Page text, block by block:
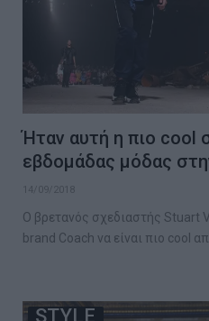
Ήταν αυτή η πιο cool
εβδομάδας μόδας
14/09/2018
Ο βρετανός σχεδιαστής Stuart
brand Coach να είναι πιο cool
STYLE